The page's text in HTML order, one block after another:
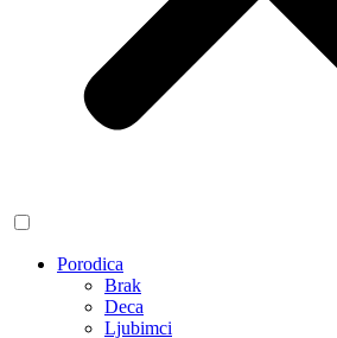
Porodica
Brak
Deca
Ljubimci